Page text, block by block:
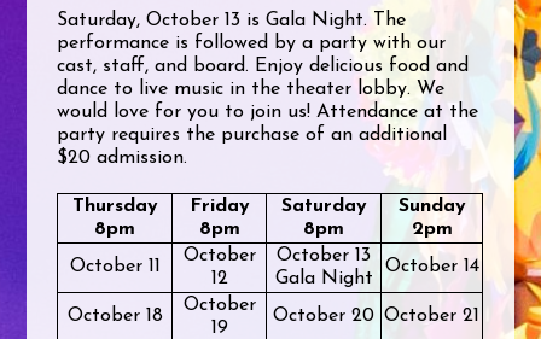
Saturday, October 13 is Gala Night. The
performance is followed by a party with our
cast, staff, and board. Enjoy delicious food and
dance to live music in the theater lobby. We
would love for you to join us! Attendance at the
party requires the purchase of an additional
$20 admission.
Thursday
8pm
Friday
8pm
Saturday
8pm
Sunday
2pm
October 11
October
12
October 13
Gala Night
October 14
October 18
October
19
October 20 October 21